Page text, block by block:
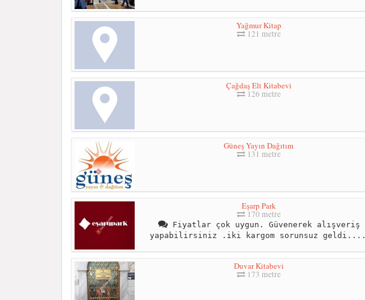
Yağmur Kitap
121 metre
Çağdaş Elt Kitabevi
126 metre
Güneş Yayın Dağıtım
131 metre
Eşarp Park
170 metre
Fiyatlar çok uygun. Güvenerek alışveriş
yapabilirsiniz .iki kargom sorunsuz geldi....
Duvar Kitabevi
173 metre